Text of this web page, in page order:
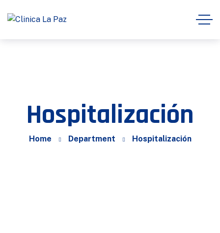
Hospitalización
Home Department Hospitalización